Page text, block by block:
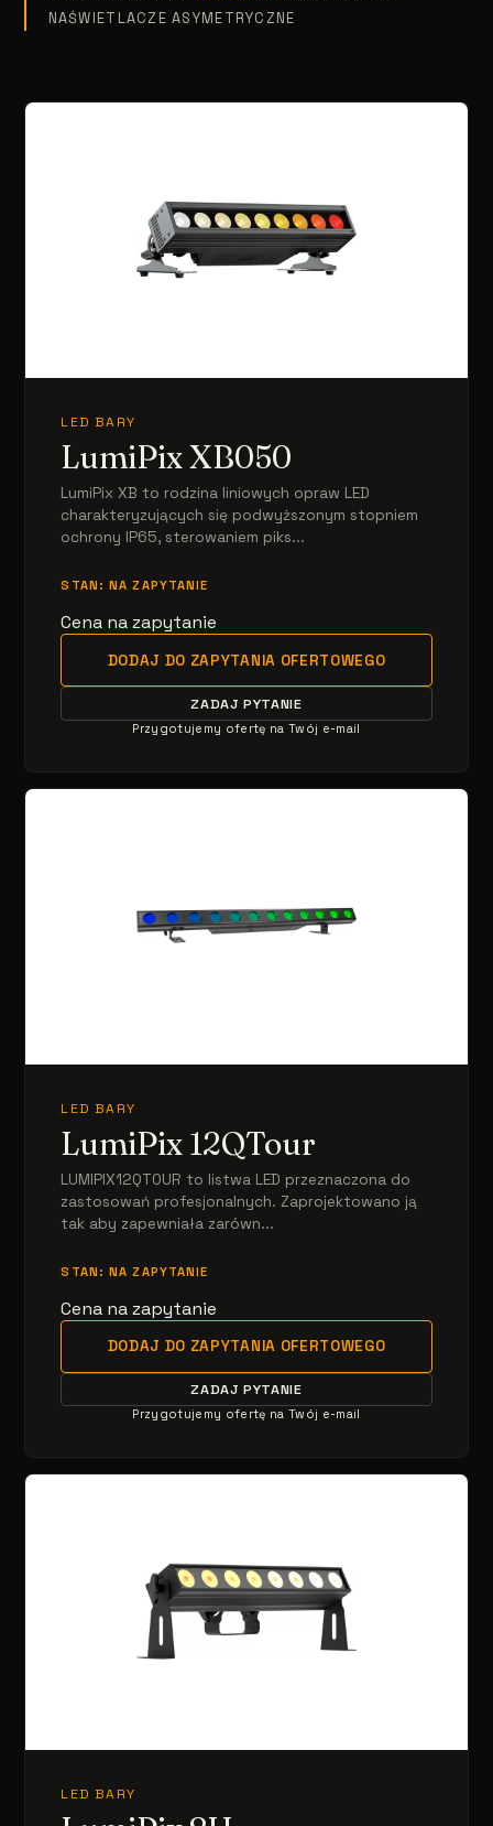
NAŚWIETLACZE ASYMETRYCZNE
LED BARY
LumiPix XB050
LumiPix XB to rodzina liniowych opraw LED
charakteryzujących się podwyższonym stopniem
ochrony IP65, sterowaniem piks...
STAN: NA ZAPYTANIE
Cena na zapytanie
DODAJ DO ZAPYTANIA OFERTOWEGO
ZADAJ PYTANIE
Przygotujemy ofertę na Twój e-mail
LED BARY
LumiPix 12QTour
LUMIPIX12QTOUR to listwa LED przeznaczona do
zastosowań profesjonalnych. Zaprojektowano ją
tak aby zapewniała zarówn...
STAN: NA ZAPYTANIE
Cena na zapytanie
DODAJ DO ZAPYTANIA OFERTOWEGO
ZADAJ PYTANIE
Przygotujemy ofertę na Twój e-mail
LED BARY